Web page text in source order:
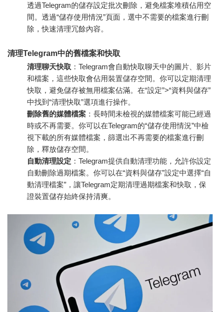
透過Telegram的儲存設定批次刪除，避免檔案堆積佔用空
間。透過“儲存使用情況”頁面，選中不需要的檔案進行刪
除，快速清理冗餘內容。
清理Telegram中的舊檔案和快取
清理聊天快取 ：Telegram會自動快取聊天中的圖片、影片
和檔案，這些快取會佔用裝置儲存空間。你可以定期清理
快取，避免儲存被無用檔案佔滿。在“設定”>“資料與儲存”
中找到“清理快取”選項進行操作。
刪除舊的媒體檔案 ：長時間未檢視的媒體檔案可能已經過
時或不再需要。你可以在Telegram的“儲存使用情況”中檢
視下載的所有媒體檔案，篩選出不再需要的檔案進行刪
除，釋放儲存空間。
自動清理設定 ：Telegram提供自動清理功能，允許你設定
自動刪除過期檔案。你可以在“資料與儲存”設定中選擇“自
動清理檔案”，讓Telegram定期清理過期檔案和快取，保
證裝置儲存始終保持清爽。